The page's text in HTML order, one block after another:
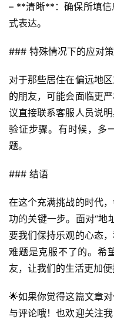
号
卡
科
防
诈
知
识
业
讯
流
量
卡
荐
登录
– **清晰**：确保所填信
式表达。
### 特殊情况下的应对
对于那些居住在偏远地
的朋友，可能会面临更
议直接联系客服人员说
验证步骤。有时候，多
题。
### 结语
在这个充满挑战的时代
功的关键一步。面对“地
要我们保持乐观的心态
难题是克服不了的。希
友，让我们的生活更加便
🌟如果你觉得这篇文章
与评论哦！也欢迎关注